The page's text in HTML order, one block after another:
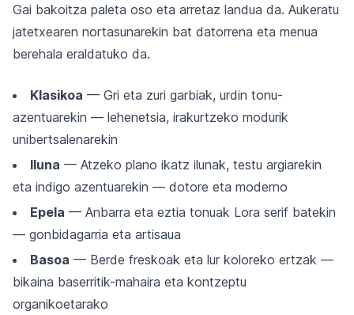
Gai bakoitza paleta oso eta arretaz landua da. Aukeratu
jatetxearen nortasunarekin bat datorrena eta menua
berehala eraldatuko da.
Klasikoa — Gri eta zuri garbiak, urdin tonu-
azentuarekin — lehenetsia, irakurtzeko modurik
unibertsalenarekin
Iluna — Atzeko plano ikatz ilunak, testu argiarekin
eta indigo azentuarekin — dotore eta moderno
Epela — Anbarra eta eztia tonuak Lora serif batekin
— gonbidagarria eta artisaua
Basoa — Berde freskoak eta lur koloreko ertzak —
bikaina baserritik-mahaira eta kontzeptu
organikoetarako